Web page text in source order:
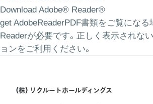
Download Adobe® Reader®
get AdobeReaderPDF書類をご覧になる
Readerが必要です。正しく表示されな
ョンをご利用ください。
(株) リクルートホールディングス